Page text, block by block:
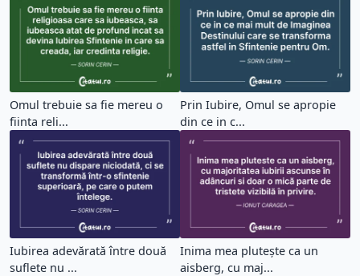
Omul trebuie sa fie mereu o
fiinta reli...
Prin Iubire, Omul se apropie
din ce in c...
Iubirea adevărată între două
suflete nu ...
Inima mea plutește ca un
aisberg, cu maj...